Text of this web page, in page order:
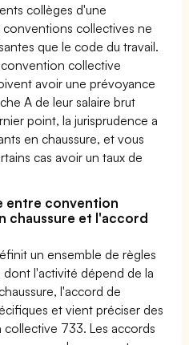
collèges d'une
collectives ne
que le code du travail.
collective
avoir une prévoyance
A de leur salaire brut
point, la jurisprudence a
en chaussure, et vous
cas avoir un taux de
entre convention
chaussure et l'accord
un ensemble de règles
l'activité dépend de la
l'accord de
et vient préciser des
733. Les accords